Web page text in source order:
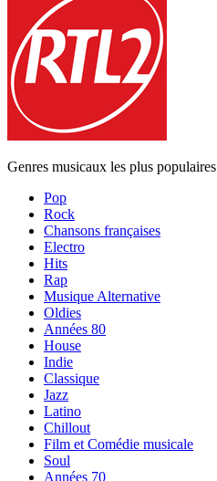
Genres musicaux les plus populaires
Pop
Rock
Chansons françaises
Electro
Hits
Rap
Musique Alternative
Oldies
Années 80
House
Indie
Classique
Jazz
Latino
Chillout
Film et Comédie musicale
Soul
Années 70